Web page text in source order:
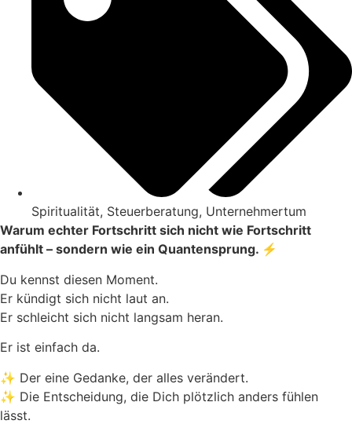
Spiritualität, Steuerberatung, Unternehmertum
Warum echter Fortschritt sich nicht wie Fortschritt
anfühlt – sondern wie ein Quantensprung. ⚡️
Du kennst diesen Moment.
Er kündigt sich nicht laut an.
Er schleicht sich nicht langsam heran.
Er ist einfach da.
✨ Der eine Gedanke, der alles verändert.
✨ Die Entscheidung, die Dich plötzlich anders fühlen
lässt.